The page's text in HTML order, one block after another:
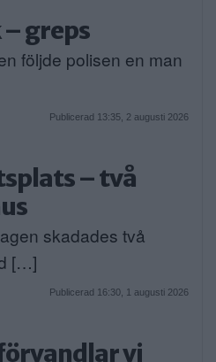
– greps
följde polisen en man
Publicerad 13:35, 2 augusti 2026
– två
skadades två
[…]
Publicerad 16:30, 1 augusti 2026
vi